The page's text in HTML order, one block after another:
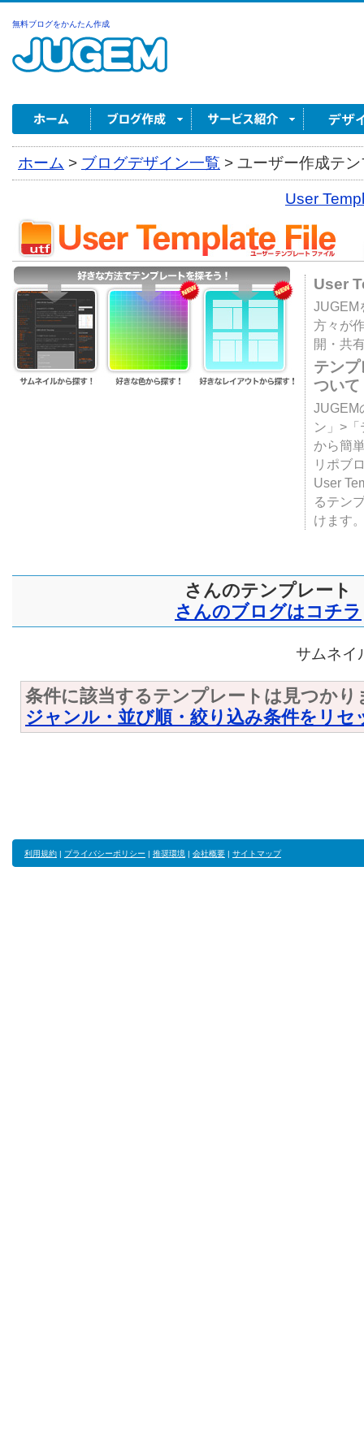
無料ブログをかんたん作成
ホーム > ブログデザイン一覧 > ユーザー作成テ
User
User
JUGEM
方々が
開・共
テン
ついて
JUGEM
ン」>
から簡
リポブ
User
るテン
けます
さんのテンプレート
さんのブログはコチラ
サムネイ
条件に該当するテンプレートは見つかり
ジャンル・並び順・絞り込み条件をリセ
利用規約 | プライバシーポリシー | 推奨環境 | 会社概要 | サイトマップ